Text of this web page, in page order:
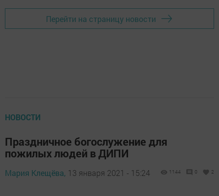
Перейти на страницу новости
НОВОСТИ
Праздничное богослужение для
пожилых людей в ДИПИ
Мария Клещёва, 13 января 2021 - 15:24 1144 0 2